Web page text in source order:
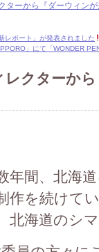
ターから『ダーウィン
レポート」が発表されました
」にて「WONDER
レクターか
年間、北海
作を続けて
北海道のシ